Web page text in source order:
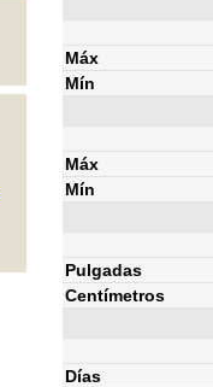
Máx
Mín
Máx
Mín
Pulgadas
Centímetros
Días